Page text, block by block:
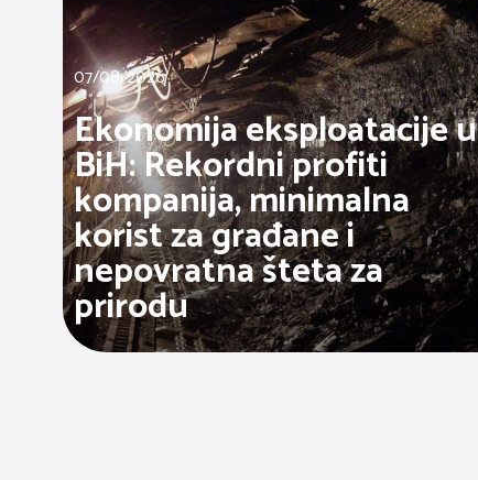
07/08/2026
Ekonomija eksploatacije u
BiH: Rekordni profiti
kompanija, minimalna
korist za građane i
nepovratna šteta za
prirodu